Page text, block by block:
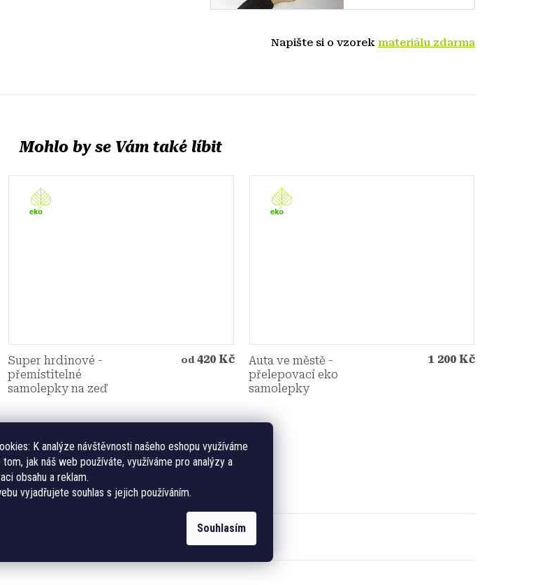
K analýze návštěvnosti našeho eshopu využíváme
jak náš web používáte, využíváme pro analýzy a
obsahu a reklam.
vyjadřujete souhlas s jejich používáním.
Souhlasím
Napište si o vzorek materiálu zdarma
Super hrdinové -
přemístitelné
samolepky na zeď
od420 Kč
Auta ve městě -
přelepovací eko
samolepky
1 200 Kč